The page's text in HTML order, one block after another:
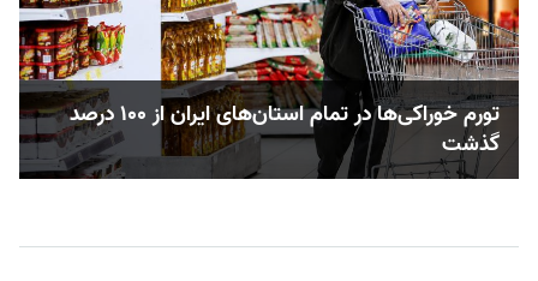
تورم خوراکی‌ها در تمام استان‌های ایران از ۱۰۰ درصد
گذشت